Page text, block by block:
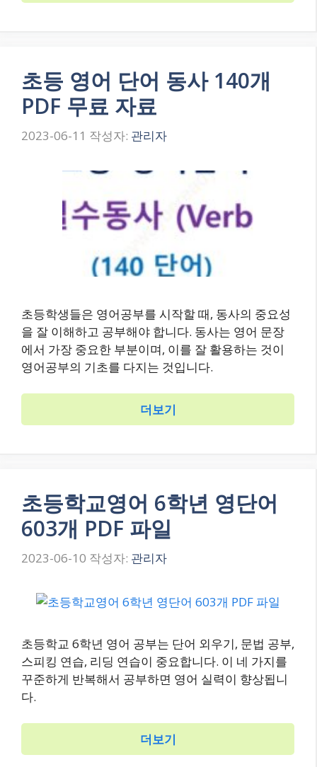
초등 영어 단어 동사 140개
PDF 무료 자료
2023-06-11 작성자: 관리자
초등학생들은 영어공부를 시작할 때, 동사의 중요성
을 잘 이해하고 공부해야 합니다. 동사는 영어 문장
에서 가장 중요한 부분이며, 이를 잘 활용하는 것이
영어공부의 기초를 다지는 것입니다.
더보기
초등학교영어 6학년 영단어
603개 PDF 파일
2023-06-10 작성자: 관리자
초등학교 6학년 영어 공부는 단어 외우기, 문법 공부,
스피킹 연습, 리딩 연습이 중요합니다. 이 네 가지를
꾸준하게 반복해서 공부하면 영어 실력이 향상됩니
다.
더보기